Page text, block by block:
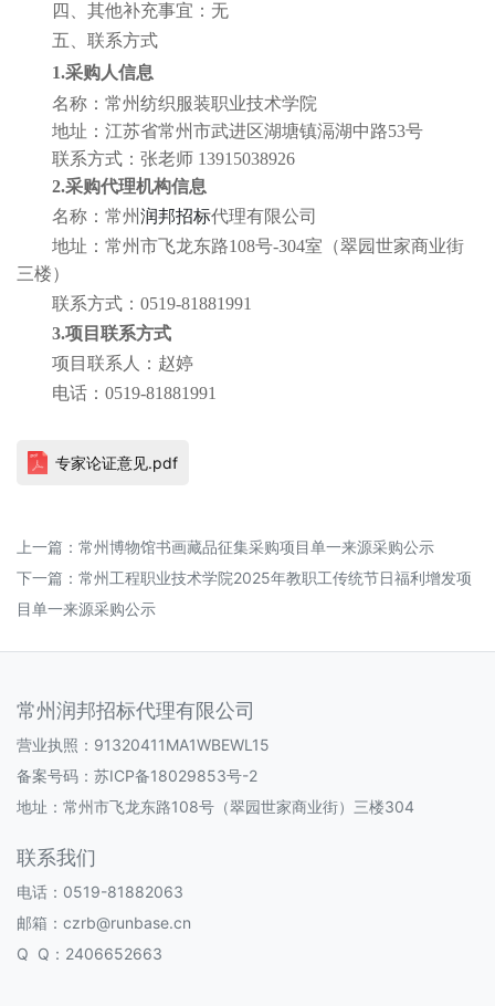
四、其他补充事宜： 无
五、联系方式
1.采购人信息
名称： 常州纺织服装职业技术学院
地址：江苏省常州市武进区湖塘镇滆湖中路53号
联系方式： 张老师 13915038926
2.采购代理机构信息
名称：常州润邦招标代理有限公司
地址：常州市飞龙东路108号-304室（翠园世家商业街
三楼）
联系方式： 0519-81881991
3.项目联系方式
项目联系人： 赵婷
电话： 0519-81881991
专家论证意见.pdf
上一篇： 常州博物馆书画藏品征集采购项目单一来源采购公示
下一篇： 常州工程职业技术学院2025年教职工传统节日福利增发项
目单一来源采购公示
常州润邦招标代理有限公司
营业执照：91320411MA1WBEWL15
备案号码： 苏ICP备18029853号-2
地址：常州市飞龙东路108号（翠园世家商业街）三楼304
联系我们
电话：0519-81882063
邮箱：czrb@runbase.cn
Q Q：2406652663